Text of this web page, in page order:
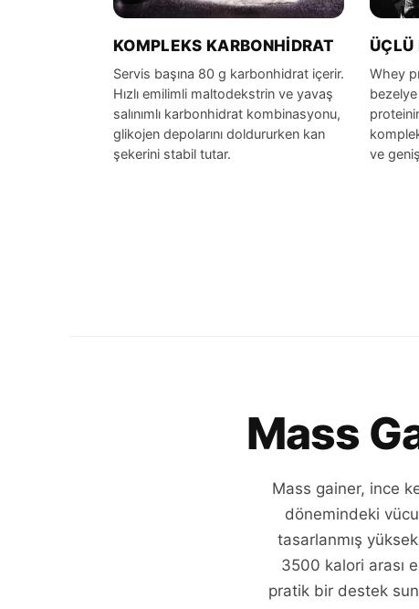
KOMPLEKS KARBONHIDRAT
Servis başına 80 g karbonhidrat içerir.
Hızlı emilimli maltodekstrin ve yavaş
salınımlı karbonhidrat kombinasyonu,
glikojen depolarını doldururken kan
şekerini stabil tutar.
ÜÇLÜ
Whey
ve
Mass
Mass gainer, ince
dönemindeki
tasarlanmış
3500 kalori arası
pratik bir destek